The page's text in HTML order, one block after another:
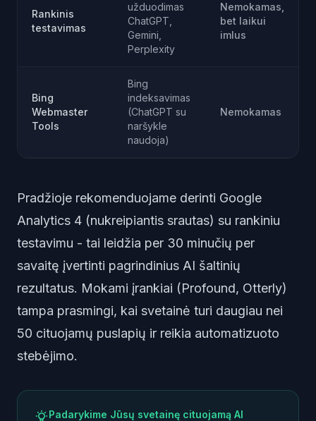
Rankinis
testavimas
užduodimas
ChatGPT,
Gemini,
Perplexity
Nemokamas,
bet laikui
imlus
Bing
Webmaster
Tools
Bing
indeksavimas
(ChatGPT su
naršykle
naudoja)
Nemokamas
Pradžioje rekomenduojame derinti Google
Analytics 4 (nukreipiantis srautas) su rankiniu
testavimu - tai leidžia per 30 minučių per
savaitę įvertinti pagrindinius AI šaltinių
rezultatus. Mokami įrankiai (Profound, Otterly)
tampa prasmingi, kai svetainė turi daugiau nei
50 cituojamų puslapių ir reikia automatizuoto
stebėjimo.
Padarykime Jūsų svetainę cituojamą AI